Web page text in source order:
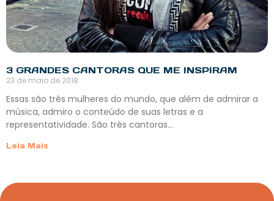
3 GRANDES CANTORAS QUE ME INSPIRAM
23 de maio de 2018
Essas são três mulheres do mundo, que além de admirar a
música, admiro o conteúdo de suas letras e a
representatividade. São três cantoras…
Leia Mais